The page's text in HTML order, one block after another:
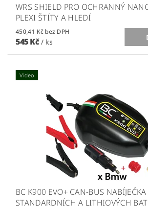
WRS SHIELD PRO OCHRANNÝ
PLEXI ŠTÍTY A HLEDÍ
450,41 Kč bez DPH
545 Kč / ks
Video
BC K900 EVO+ CAN-BUS NABÍJEČKA
STANDARDNÍCH A LITHIOVÝCH